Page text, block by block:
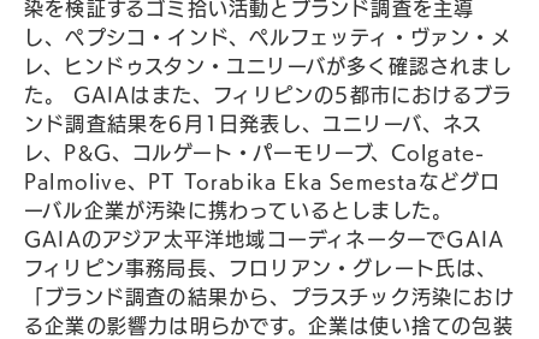
染を検証するゴミ拾い活動とブランド調査を主導
し、ペプシコ・インド、ペルフェッティ・ヴァン・メ
レ、ヒンドゥスタン・ユニリーバが多く確認されまし
た。 GAIAはまた、フィリピンの5都市におけるブラ
ンド調査結果を6月1日発表し、ユニリーバ、ネス
レ、P&G、コルゲート・パーモリーブ、Colgate-
Palmolive、PT Torabika Eka Semestaなどグロ
ーバル企業が汚染に携わっているとしました。
GAIAのアジア太平洋地域コーディネーターでGAIA
フィリピン事務局長、フロリアン・グレート氏は、
「ブランド調査の結果から、プラスチック汚染におけ
る企業の影響力は明らかです。企業は使い捨ての包装